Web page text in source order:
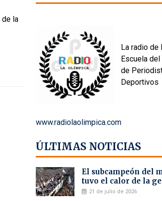
de la
La radio de
Escuela
de
Deportivos
www.radiolaolimpica.com
ÚLTIMAS NOTICIAS
El subcampeón del
tuvo el calor de la
21 de julio de 2026